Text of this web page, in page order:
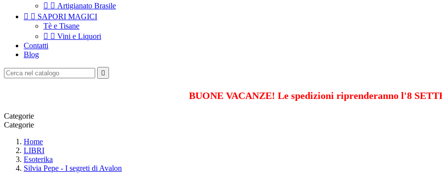
  Artigianato Brasile
  SAPORI MAGICI
Tè e Tisane
  Vini e Liquori
Contatti
Blog

BUONE VACANZE! Le spedizioni riprenderanno l'8
Categorie
Categorie
Home
LIBRI
Esoterika
Silvia Pepe - I segreti di Avalon